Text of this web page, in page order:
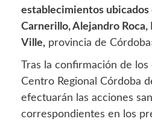
establecimientos ubicados
Carnerillo, Alejandro Roca,
Ville, provincia de
Tras la confirmación de los
Centro Regional Córdoba
efectuarán las acciones
correspondientes en los